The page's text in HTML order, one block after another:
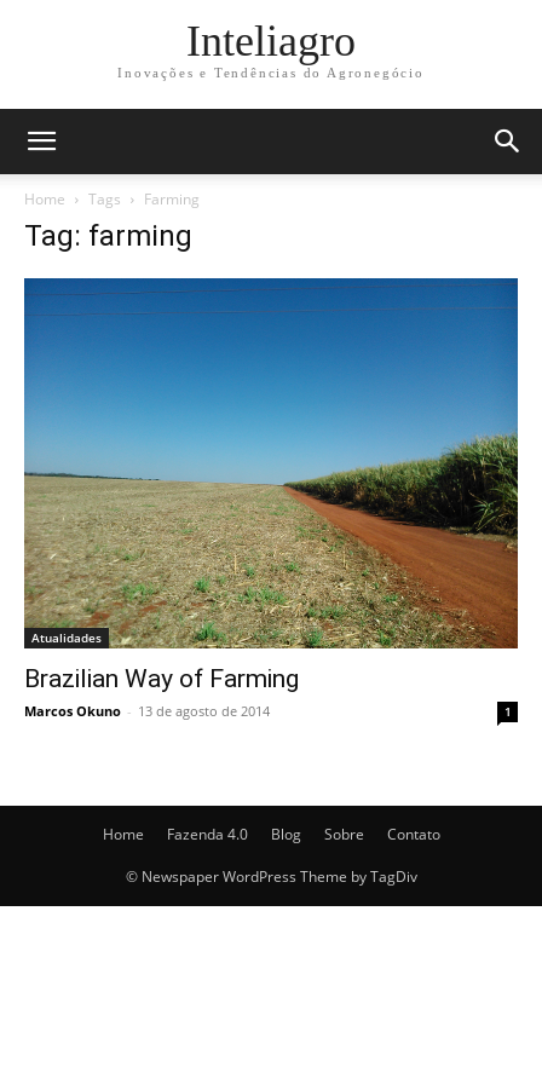
Inteliagro
Inovações e Tendências do Agronegócio
Home Tags Farming
Tag: farming
Atualidades
Brazilian Way of Farming
Marcos Okuno - 13 de agosto de 2014 1
Home Fazenda 4.0 Blog Sobre Contato
© Newspaper WordPress Theme by TagDiv